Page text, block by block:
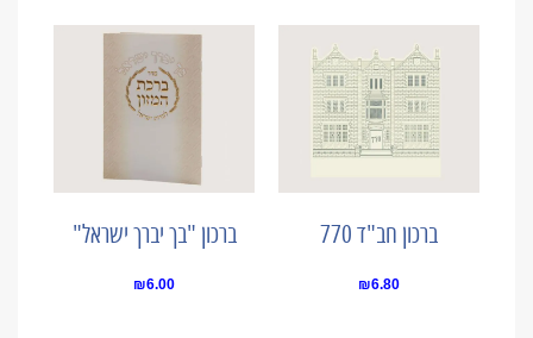
ברכון חב"ד 770
₪6.80
ברכון "בך יברך ישראל"
₪6.00